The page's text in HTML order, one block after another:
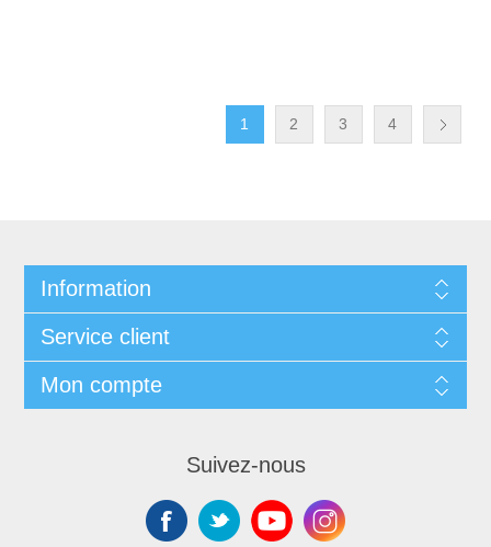
1 2 3 4
Information
Service client
Mon compte
Suivez-nous